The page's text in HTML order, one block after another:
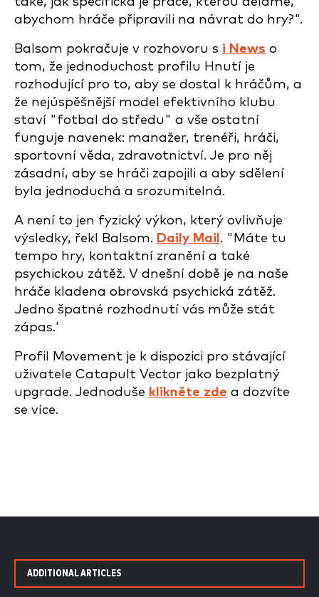
abychom hráče připravili na návrat do hry?".
Balsom pokračuje v rozhovoru s i News o
tom, že jednoduchost profilu Hnutí je
rozhodující pro to, aby se dostal k hráčům, a
že nejúspěšnější model efektivního klubu
staví "fotbal do středu" a vše ostatní
funguje navenek: manažer, trenéři, hráči,
sportovní věda, zdravotnictví. Je pro něj
zásadní, aby se hráči zapojili a aby sdělení
byla jednoduchá a srozumitelná.
A není to jen fyzický výkon, který ovlivňuje
výsledky, řekl Balsom. Daily Mail . "Máte tu
tempo hry, kontaktní zranění a také
psychickou zátěž. V dnešní době je na naše
hráče kladena obrovská psychická zátěž.
Jedno špatné rozhodnutí vás může stát
zápas.'
Profil Movement je k dispozici pro stávající
uživatele Catapult Vector jako bezplatný
upgrade. Jednoduše klikněte zde a dozvíte
se více.
ADDITIONAL ARTICLES